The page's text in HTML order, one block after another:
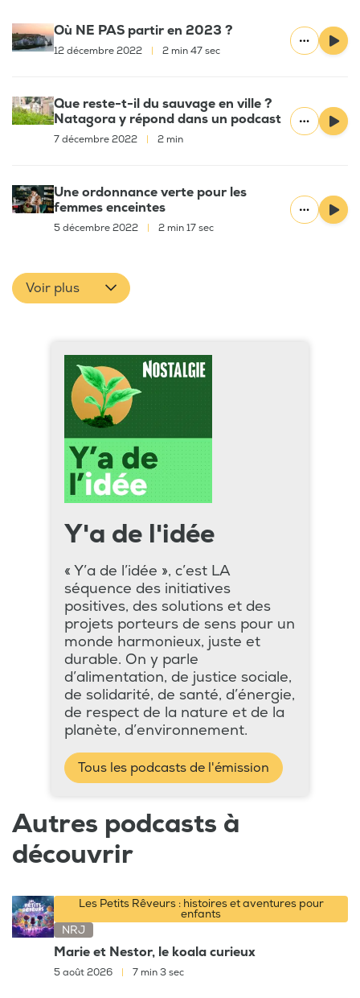
Où NE PAS partir en 2023 ?
12 décembre 2022 2 min 47 sec
Que reste-t-il du sauvage en ville ?
Natagora y répond dans un podcast
7 décembre 2022 2 min
Une ordonnance verte pour les
femmes enceintes
5 décembre 2022 2 min 17 sec
Voir plus
Y'a de l'idée
« Y’a de l’idée », c’est LA
séquence des initiatives
positives, des solutions et des
projets porteurs de sens pour un
monde harmonieux, juste et
durable. On y parle
d’alimentation, de justice sociale,
de solidarité, de santé, d’énergie,
de respect de la nature et de la
planète, d’environnement.
Tous les podcasts de l'émission
Autres podcasts à
découvrir
Les Petits Rêveurs : histoires et aventures pour
enfants
NRJ
Marie et Nestor, le koala curieux
5 août 2026 7 min 3 sec